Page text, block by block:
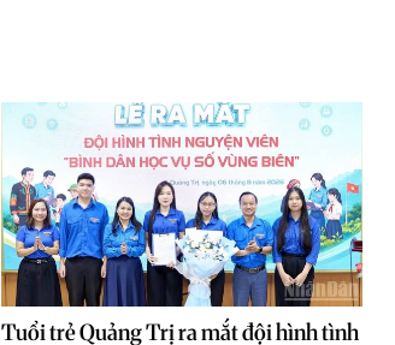
Tuổi trẻ Quảng Trị ra mắt đội hình tình